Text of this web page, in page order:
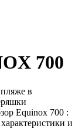
700
в
Equinox 700 :
и